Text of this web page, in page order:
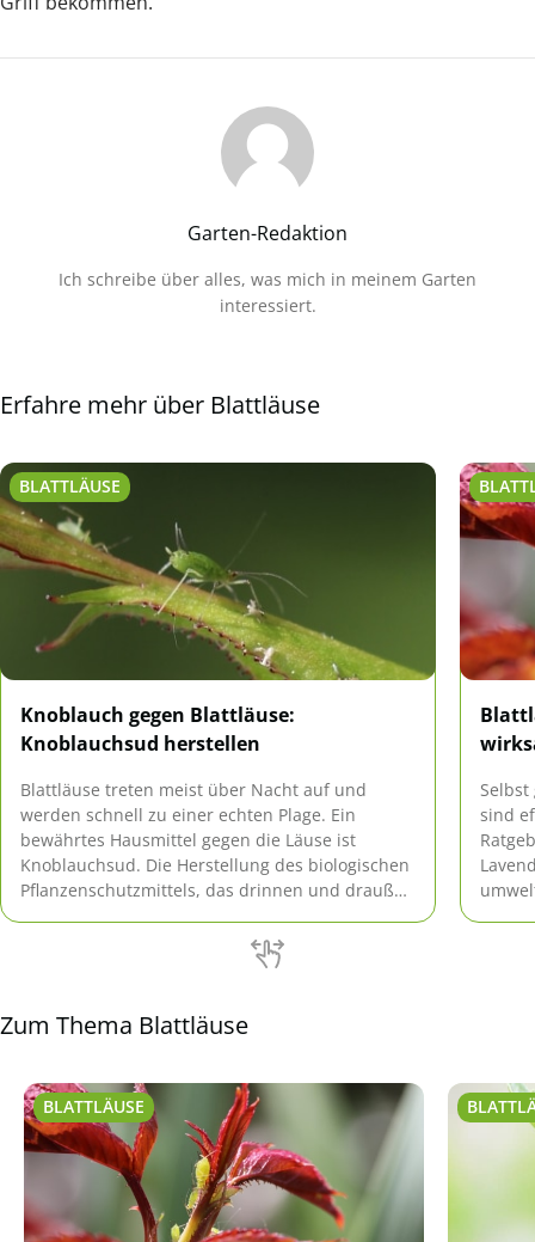
Garten-Redaktion
Ich schreibe über alles, was mich in meinem Garten
interessiert.
Erfahre mehr über Blattläuse
BLATTLÄUSE
Knoblauch gegen Blattläuse:
Knoblauchsud herstellen
Blattläuse treten meist über Nacht auf und
werden schnell zu einer echten Plage. Ein
bewährtes Hausmittel gegen die Läuse ist
Knoblauchsud. Die Herstellung des biologischen
Pflanzenschutzmittels, das drinnen und draußen
sind
Zum Thema Blattläuse
BLATTLÄUSE